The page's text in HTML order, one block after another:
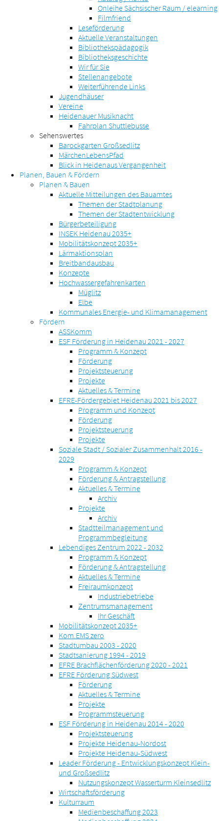
Onleihe Sächsischer Raum / elearning
Filmfriend
Leseförderung
Aktuelle Veranstaltungen
Bibliothekspädagogik
Bibliotheksgeschichte
Wir für Sie
Stellenangebote
Weiterführende Links
Jugendhäuser
Vereine
Heidenauer Musiknacht
Fahrplan Shuttlebusse
Sehenswertes
Barockgarten Großsedlitz
MärchenLebensPfad
Blick in Heidenaus Vergangenheit
Planen, Bauen & Fördern
Planen & Bauen
Aktuelle Mitteilungen des Bauamtes
Themen der Stadtplanung
Themen der Stadtentwicklung
Bürgerbeteiligung
INSEK Heidenau 2035+
Mobilitätskonzept 2035+
Lärmaktionsplan
Breitbandausbau
Konzepte
Hochwassergefahrenkarten
Müglitz
Elbe
Kommunales Energie- und Klimamanagement
Fördern
ASSKomm
ESF Förderung in Heidenau 2021 - 2027
Programm & Konzept
Förderung
Projektsteuerung
Projekte
Aktuelles & Termine
EFRE-Fördergebiet Heidenau 2021 bis 2027
Programm und Konzept
Förderung
Projektsteuerung
Projekte
Soziale Stadt / Sozialer Zusammenhalt 2016 -
2029
Programm & Konzept
Förderung & Antragstellung
Aktuelles & Termine
Archiv
Projekte
Archiv
Stadtteilmanagement und
Programmbegleitung
Lebendiges Zentrum 2022 - 2032
Programm & Konzept
Förderung & Antragstellung
Aktuelles & Termine
Freiraumkonzept
Industriebetriebe
Zentrumsmanagement
Ihr Geschäft
Mobilitätskonzept 2035+
Kom.EMS zero
Stadtumbau 2003 - 2020
Stadtsanierung 1994 - 2019
EFRE Brachflächenförderung 2020 - 2021
EFRE Förderung Südwest
Förderung
Aktuelles & Termine
Projekte
Programmsteuerung
ESF Förderung in Heidenau 2014 - 2020
Projektsteuerung
Projekte Heidenau-Nordost
Projekte Heidenau-Südwest
Leader Förderung - Entwicklungskonzept Klein-
und Großsedlitz
Nutzungskonzept Wasserturm Kleinsedlitz
Wirtschaftsförderung
Kulturraum
Medienbeschaffung 2023